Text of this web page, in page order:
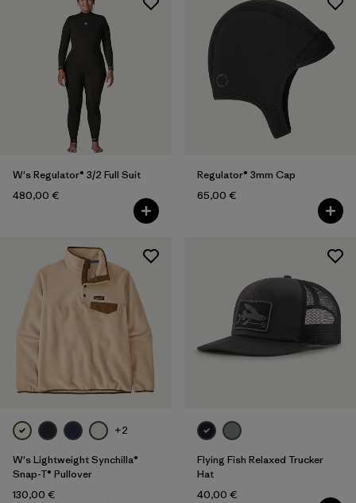
W's Regulator® 3/2 Full Suit
480,00 €
Regulator® 3mm Cap
65,00 €
+2
W's Lightweight Synchilla®
Snap-T® Pullover
130,00 €
Flying Fish Relaxed Trucker
Hat
40,00 €